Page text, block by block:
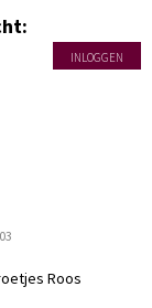
INLOGGEN
Roos